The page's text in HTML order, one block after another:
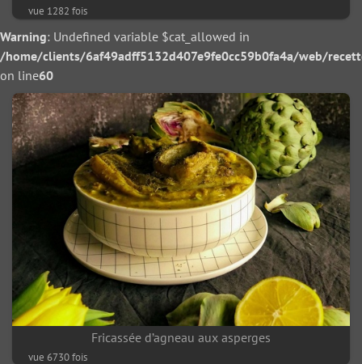
vue 1282 fois
Warning: Undefined variable $cat_allowed in
/home/clients/6af49adff5132d407e9fe0cc59b0fa4a/web/
on line60
Fricassée d’agneau aux asperges
vue 6730 fois